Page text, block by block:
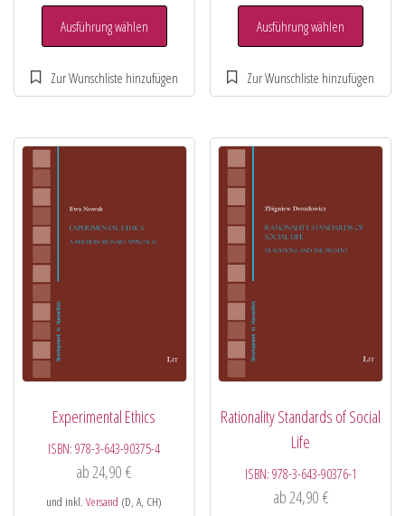
Ausführung wählen Ausführung wählen
Experimental Ethics
ISBN:978-3-643-90375-4
ab24,90€
und inkl.Versand (D, A, CH)
Rationality Standards of Social
Life
ISBN: 978-3-643-90376-1
ab24,90 €